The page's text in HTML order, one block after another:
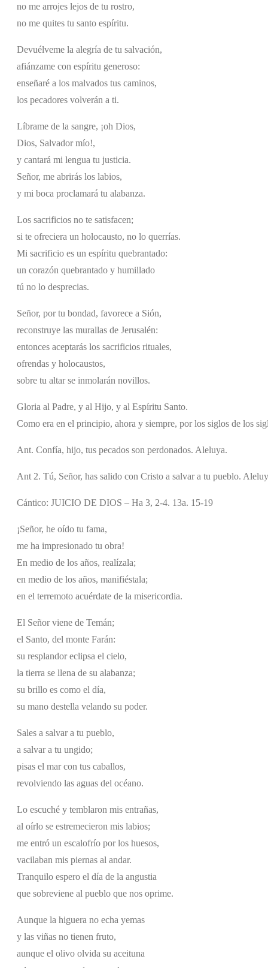
no me arrojes lejos de tu rostro,
no me quites tu santo espíritu.
Devuélveme la alegría de tu salvación,
afiánzame con espíritu generoso:
enseñaré a los malvados tus caminos,
los pecadores volverán a ti.
Líbrame de la sangre, ¡oh Dios,
Dios, Salvador mío!,
y cantará mi lengua tu justicia.
Señor, me abrirás los labios,
y mi boca proclamará tu alabanza.
Los sacrificios no te satisfacen;
si te ofreciera un holocausto, no lo querrías.
Mi sacrificio es un espíritu quebrantado:
un corazón quebrantado y humillado
tú no lo desprecias.
Señor, por tu bondad, favorece a Sión,
reconstruye las murallas de Jerusalén:
entonces aceptarás los sacrificios rituales,
ofrendas y holocaustos,
sobre tu altar se inmolarán novillos.
Gloria al Padre, y al Hijo, y al Espíritu Santo.
Como era en el principio, ahora y siempre, por los siglos de los
Ant. Confía, hijo, tus pecados son perdonados. Aleluya.
Ant 2. Tú, Señor, has salido con Cristo a salvar a tu pueblo.
Cántico: JUICIO DE DIOS – Ha 3, 2-4. 13a. 15-19
¡Señor, he oído tu fama,
me ha impresionado tu obra!
En medio de los años, realízala;
en medio de los años, manifiéstala;
en el terremoto acuérdate de la misericordia.
El Señor viene de Temán;
el Santo, del monte Farán:
su resplandor eclipsa el cielo,
la tierra se llena de su alabanza;
su brillo es como el día,
su mano destella velando su poder.
Sales a salvar a tu pueblo,
a salvar a tu ungido;
pisas el mar con tus caballos,
revolviendo las aguas del océano.
Lo escuché y temblaron mis entrañas,
al oírlo se estremecieron mis labios;
me entró un escalofrío por los huesos,
vacilaban mis piernas al andar.
Tranquilo espero el día de la angustia
que sobreviene al pueblo que nos oprime.
Aunque la higuera no echa yemas
y las viñas no tienen fruto,
aunque el olivo olvida su aceituna